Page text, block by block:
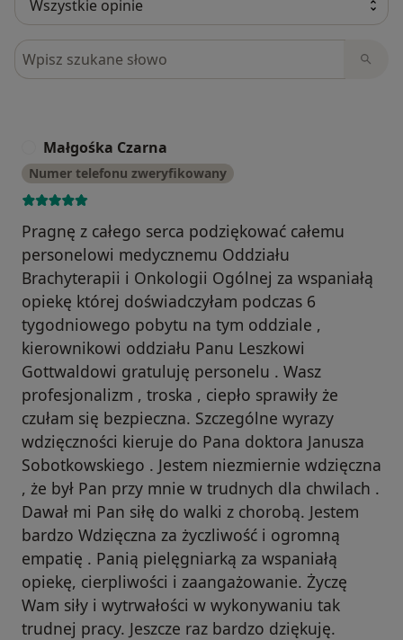
Szukaj w opiniach
Małgośka Czarna
Numer telefonu zweryfikowany
Pragnę z całego serca podziękować całemu
personelowi medycznemu Oddziału
Brachyterapii i Onkologii Ogólnej za wspaniałą
opiekę której doświadczyłam podczas 6
tygodniowego pobytu na tym oddziale ,
kierownikowi oddziału Panu Leszkowi
Gottwaldowi gratuluję personelu . Wasz
profesjonalizm , troska , ciepło sprawiły że
czułam się bezpieczna. Szczególne wyrazy
wdzięczności kieruje do Pana doktora Janusza
Sobotkowskiego . Jestem niezmiernie wdzięczna
, że był Pan przy mnie w trudnych dla chwilach .
Dawał mi Pan siłę do walki z chorobą. Jestem
bardzo Wdzięczna za życzliwość i ogromną
empatię . Panią pielęgniarką za wspaniałą
opiekę, cierpliwości i zaangażowanie. Życzę
Wam siły i wytrwałości w wykonywaniu tak
trudnej pracy. Jeszcze raz bardzo dziękuję.